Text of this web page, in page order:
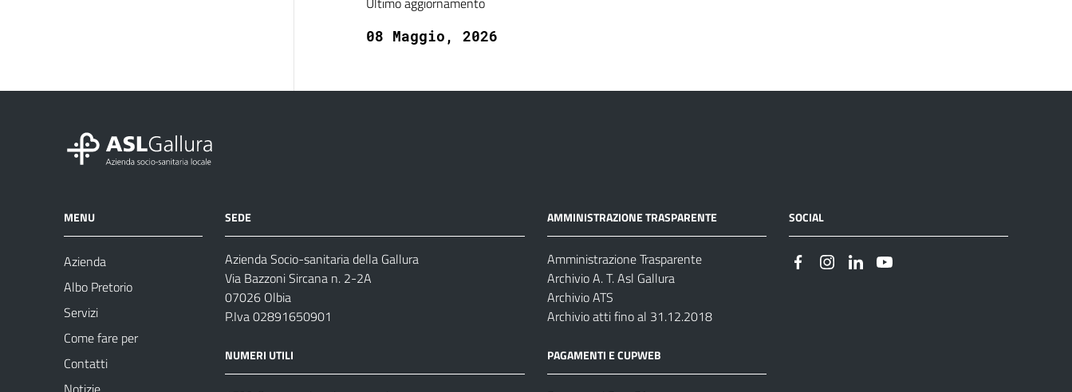
08 Maggio, 2026
MENU
Azienda
Albo Pretorio
Servizi
Come fare per
Contatti
SEDE
Azienda Socio-sanitaria della Gallura
Via Bazzoni Sircana n. 2-2A
07026 Olbia
P.Iva 02891650901
NUMERI UTILI
AMMINISTRAZIONE TRASPARENTE
Amministrazione Trasparente
Archivio A. T. Asl Gallura
Archivio ATS
Archivio atti fino al 31.12.2018
PAGAMENTI E CUPWEB
SOCIAL